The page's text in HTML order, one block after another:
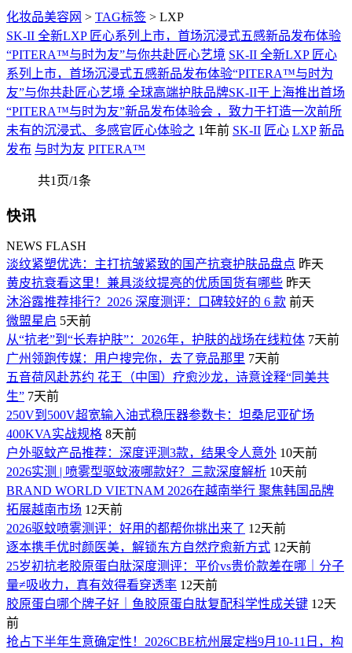
化妆品美容网 > TAG标签 > LXP
SK-II 全新LXP 匠心系列上市，首场沉浸式五感新品发布体验
“PITERA™与时为友”与你共赴匠心艺境 SK-II 全新LXP 匠心
系列上市，首场沉浸式五感新品发布体验“PITERA™与时为
友”与你共赴匠心艺境 全球高端护肤品牌SK-II于上海推出首场
“PITERA™与时为友”新品发布体验会 ，致力于打造一次前所
未有的沉浸式、多感官匠心体验之 1年前 SK-II 匠心 LXP 新品
发布 与时为友 PITERA™
共1页/1条
快讯
NEWS FLASH
淡纹紧塑优选：主打抗皱紧致的国产抗衰护肤品盘点 昨天
黄皮抗衰看这里！兼具淡纹提亮的优质国货有哪些 昨天
沐浴露推荐排行？2026 深度测评：口碑较好的 6 款 前天
微盟星启 5天前
从“抗老”到“长寿护肤”：2026年，护肤的战场在线粒体 7天前
广州领跑传媒：用户搜完你，去了竞品那里 7天前
五音荷风赴苏约 花王（中国）疗愈沙龙，诗意诠释“同美共
生” 7天前
250V到500V超宽输入油式稳压器参数卡：坦桑尼亚矿场
400KVA实战规格 8天前
户外驱蚊产品推荐：深度评测3款，结果令人意外 10天前
2026实测 | 喷雾型驱蚊液哪款好？三款深度解析 10天前
BRAND WORLD VIETNAM 2026在越南举行 聚焦韩国品牌
拓展越南市场 12天前
2026驱蚊喷雾测评：好用的都帮你挑出来了 12天前
逐本携手优时颜医美，解锁东方自然疗愈新方式 12天前
25岁初抗老胶原蛋白肽深度测评：平价vs贵价款差在哪｜分子
量≠吸收力，真有效得看穿透率 12天前
胶原蛋白哪个牌子好｜鱼胶原蛋白肽复配科学性成关键 12天
前
抢占下半年生意确定性！2026CBE杭州展定档9月10-11日，构